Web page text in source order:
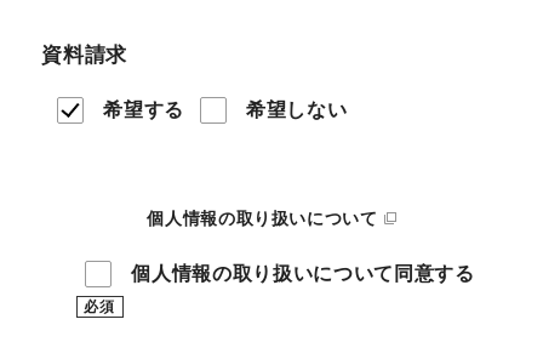
資料請求
希望する 希望しない
個人情報の取り扱いについて
個人情報の取り扱いについて同意する
必須